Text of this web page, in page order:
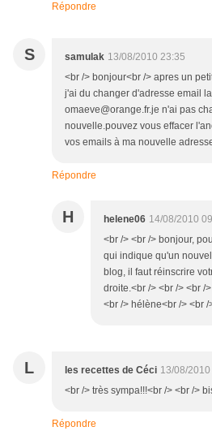
Répondre
S samulak 13/08/2010 23:35
<br /> bonjour<br /> apres un
j'ai du changer d'adresse email
omaeve@orange.fr.je n'ai pas
nouvelle.pouvez vous effacer
vos emails à ma nouvelle
Répondre
H helene06 14/08/2010
<br /> <br /> bonjour,
qui indique qu'un
blog, il faut réinscrire
droite.<br /> <br /> <br /
<br /> hélène<br /> <br /
L les recettes de Céci 13/08/
<br /> très sympa!!!<br /> <br />
Répondre